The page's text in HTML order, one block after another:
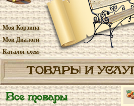
Моя Корзина
Мои Диалоги
Каталог схем
ТОВАРЫ И
Все товары